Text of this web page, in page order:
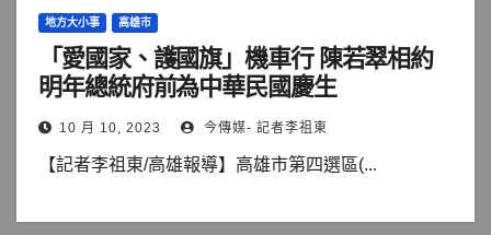
地方大小事 高雄市
「愛國家、護國旗」機車行 陳若翠相約
明年總統府前為中華民國慶生
10 月 10, 2023 今傳媒- 記者李祖東
【記者李祖東/高雄報導】高雄市第四選區(...